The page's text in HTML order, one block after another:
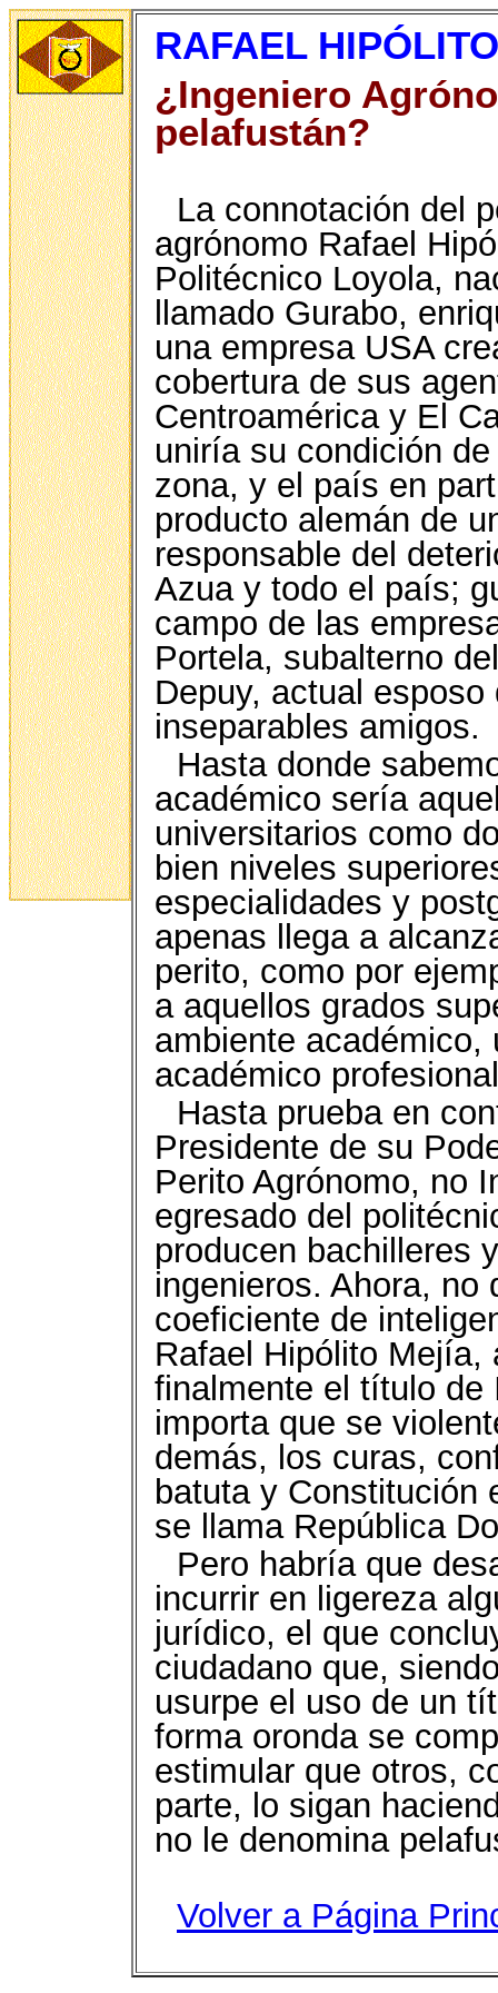
RAFAEL
¿Ingeniero
pelafustán?
La connotación del
agrónomo Rafael
Politécnico Loyola,
llamado Gurabo,
una empresa USA
cobertura de sus
Centroamérica y El
uniría su condición
zona, y el país en
producto alemán de
responsable del
Azua y todo el país;
campo de las
Portela, subalterno
Depuy, actual
inseparables amigos.
Hasta donde
académico sería
universitarios como
bien niveles
especialidades y
apenas llega a
perito, como por
a aquellos grados
ambiente académico,
académico
Hasta prueba en
Presidente de su
Perito Agrónomo, no
egresado del
producen bachilleres
ingenieros. Ahora, no
coeficiente de
Rafael Hipólito
finalmente el título de
importa que se
demás, los curas,
batuta y Constitución
se llama República
Pero habría que
incurrir en ligereza
jurídico, el que
ciudadano que,
usurpe el uso de un
forma oronda se
estimular que otros,
parte, lo sigan
no le denomina
Volver a Página